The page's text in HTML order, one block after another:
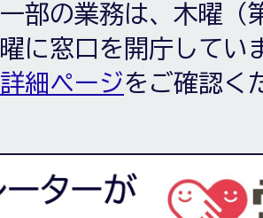
一部の業務は、木曜（
曜に窓口を開庁してい
詳細ページをご確認く